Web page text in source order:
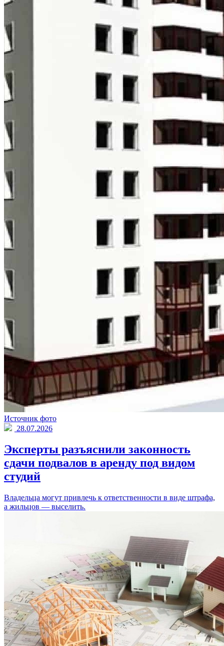
Источник фото
28.07.2026
Эксперты разъяснили законность
сдачи подвалов в аренду под видом
студий
Владельца могут привлечь к ответственности в виде штрафа,
а жильцов — выселить.